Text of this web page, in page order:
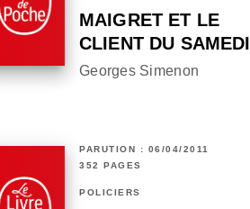
MAIGRET ET LE
CLIENT DU SAMEDI
Georges Simenon
PARUTION : 06/04/2011
352 PAGES
POLICIERS